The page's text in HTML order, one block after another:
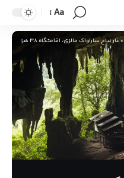
Aa
>غار نیاح ساراواک مالزی، اقامتگاه 38 هزار ساله انسان